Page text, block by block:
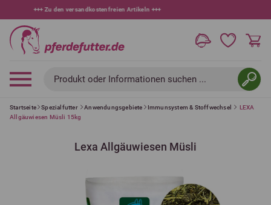
+++10 % bei Newsletteranmeldung
Produkt oder Informationen suchen ...
Startseite Spezialfutter Anwendungsgebiete Immunsystem & Stoffwechsel
LEXA
Allgäuwiesen Müsli 15kg
Lexa Allgäuwiesen Müsli